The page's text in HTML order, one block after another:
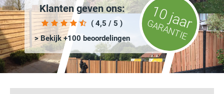
Klanten geven ons:
( 4,5 / 5 )
> Bekijk +100 beoordelingen
10 jaar
GARANTIE